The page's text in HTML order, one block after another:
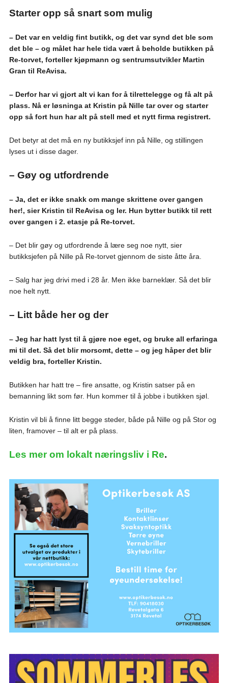
Starter opp så snart som mulig
– Det var en veldig fint butikk, og det var synd det ble som
det ble – og målet har hele tida vært å beholde butikken på
Re-torvet, forteller kjøpmann og sentrumsutvikler Martin
Gran til ReAvisa.
– Derfor har vi gjort alt vi kan for å tilrettelegge og få alt på
plass. Nå er løsninga at Kristin på Nille tar over og starter
opp så fort hun har alt på stell med et nytt firma registrert.
Det betyr at det må en ny butikksjef inn på Nille, og stillingen
lyses ut i disse dager.
– Gøy og utfordrende
– Ja, det er ikke snakk om mange skrittene over gangen
her!, sier Kristin til ReAvisa og ler. Hun bytter butikk til rett
over gangen i 2. etasje på Re-torvet.
– Det blir gøy og utfordrende å lære seg noe nytt, sier
butikksjefen på Nille på Re-torvet gjennom de siste åtte åra.
– Salg har jeg drivi med i 28 år. Men ikke barneklær. Så det blir
noe helt nytt.
– Litt både her og der
– Jeg har hatt lyst til å gjøre noe eget, og bruke all erfaringa
mi til det. Så det blir morsomt, dette – og jeg håper det blir
veldig bra, forteller Kristin.
Butikken har hatt tre – fire ansatte, og Kristin satser på en
bemanning likt som før. Hun kommer til å jobbe i butikken sjøl.
Kristin vil bli å finne litt begge steder, både på Nille og på Stor og
liten, framover – til alt er på plass.
Les mer om lokalt næringsliv i Re.